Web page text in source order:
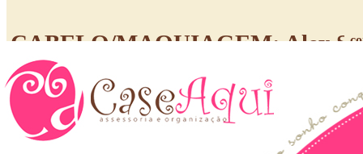
CABELO/MAQUIAGEM: Alex
www.alexsantanapcm.com.br